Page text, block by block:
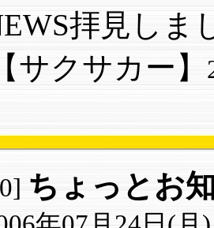
拝見しま
【サクサカー】
ちょっとお